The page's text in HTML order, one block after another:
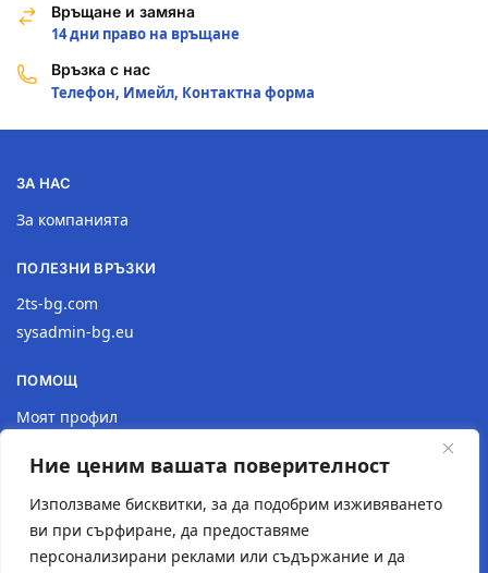
Ние ценим вашата поверителност
Използваме бисквитки, за да подобрим изживяването
ви при сърфиране, да предоставяме
персонализирани реклами или съдържание и да
Връщане и замяна
14 дни право на връщане
Връзка с нас
Телефон, Имейл, Контактна форма
ЗА НАС
За компанията
ПОЛЕЗНИ ВРЪЗКИ
2ts-bg.com
sysadmin-bg.eu
ПОМОЩ
Моят профил
Връщане на продукт
Политика за поверителност
КОНТАКТИ